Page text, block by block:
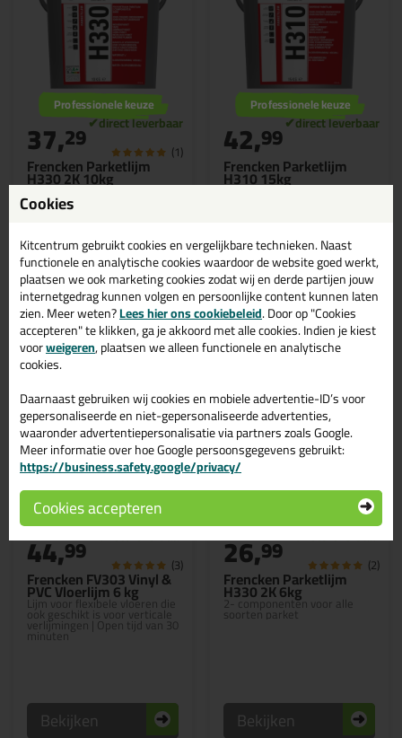
Frencken Parketlijm
H330 2K 10kg
2- componenten voor alle
soorten parket
Professionele keuze
37,29 (1)
Bekijken
Frencken Parketlijm
H310 15kg
Dispersielijm voor het
Professionele keuze
42,99
Bekijken
Frencken FV303 Vinyl &
PVC Vloerlijm 6 kg
Lijm voor flexibele vloeren die
ook geschikt is voor verticale
verlijmingen | Open tijd van 30
minuten
Professionele keuze
44,99 (3)
Bekijken
Frencken Parketlijm
H330 2K 6kg
2- componenten voor alle
soorten parket
26,99 (2)
Bekijken
Cookies
Kitcentrum gebruikt cookies en vergelijkbare technieken. Naast
functionele en analytische cookies waardoor de website goed werkt,
plaatsen we ook marketing cookies zodat wij en derde partijen jouw
internetgedrag kunnen volgen en persoonlijke content kunnen laten
zien. Meer weten?Lees hier ons cookiebeleid. Door op "Cookies
accepteren" te klikken, ga je akkoord met alle cookies. Indien je kiest
voorweigeren, plaatsen we alleen functionele en analytische
cookies.
Daarnaast gebruiken wij cookies en mobiele advertentie-ID’s voor
gepersonaliseerde en niet-gepersonaliseerde advertenties,
waaronder advertentiepersonalisatie via partners zoals Google.
Meer informatie over hoe Google persoonsgegevens gebruikt:
https://business.safety.google/privacy/
Cookies accepteren